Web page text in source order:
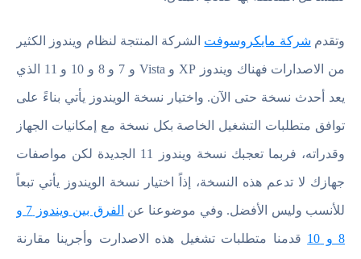
وتقدم شركة مايكروسوفت الشركة المنتجة لنظام ويندوز الكثير
من الاصدارات فهناك ويندوز XP و Vista و 7 و 8 و 10 و 11 الذي
يعد أحدث نسخة حتى الآن. واختيار نسخة الويندوز يأتي بناءً على
توافق متطلبات التشغيل الخاصة بكل نسخة مع إمكانيات الجهاز
وقدراته، فربما تعجبك نسخة ويندوز 11 الجديدة لكن مواصفات
جهازك لا تدعم هذه النسخة، إذاً اختيار نسخة الويندوز يأتي تبعاً
للأنسب وليس الأفضل. وفي موضوعنا عن الفرق بين ويندوز 7 و
8 و 10 قدمنا متطلبات تشغيل هذه الاصدارت وأجرينا مقارنة